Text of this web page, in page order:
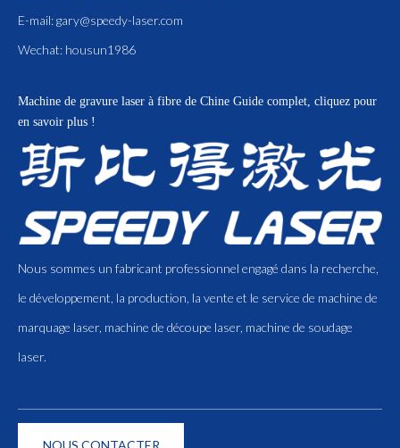
E-mail:gary@speedy-laser.com
Wechat: housun1986
Machine de gravure laser à fibre de Chine Guide complet, cliquez pour
en savoir plus !
Nous sommes un fabricant professionnel engagé dans la recherche,
le développement, la production, la vente et le service de machine de
marquage laser, machine de découpe laser, machine de soudage
laser.